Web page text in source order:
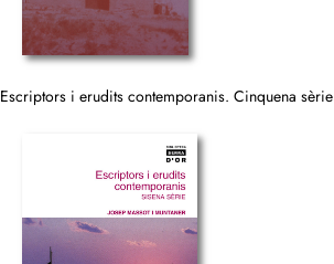
Escriptors i erudits contemporanis. Cinquena sèrie